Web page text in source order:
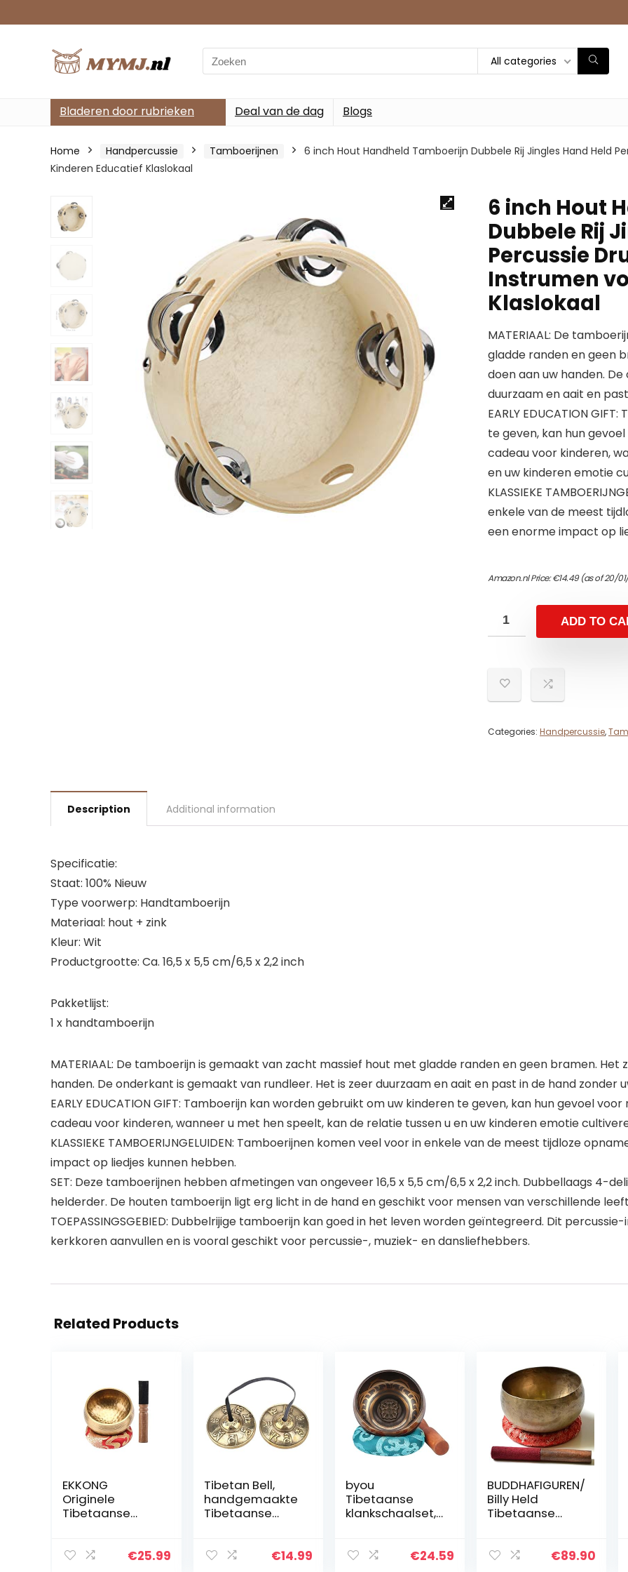
Search
for:
All categories
Bladeren door rubrieken Deal van de dag Blogs
Home Handpercussie Tamboerijnen
6 inch Hout Handheld Tamboerijn Dubbele Rij Jingles Hand Held
Kinderen Educatief Klaslokaal
6 inch Hout
Dubbele Rij
Percussie
Instrumen
Klaslokaal
MATERIAAL: De
gladde randen en geen
doen aan uw handen.
duurzaam en aait en
EARLY EDUCATION
te geven, kan hun
cadeau voor kinderen,
en uw kinderen emotie
KLASSIEKE
enkele van de meest
een enorme impact op
Amazon.nl Price:€14.49(as of 20/
ADD TO
Categories: Handpercussie,
Description Additional information
Specificatie:
Staat: 100% Nieuw
Type voorwerp: Handtamboerijn
Materiaal: hout + zink
Kleur: Wit
Productgrootte: Ca. 16,5 x 5,5 cm/6,5 x 2,2 inch
Pakketlijst:
1 x handtamboerijn
MATERIAAL: De tamboerijn is gemaakt van zacht massief hout met gladde randen en geen bramen. Het
handen. De onderkant is gemaakt van rundleer. Het is zeer duurzaam en aait en past in de hand zonder
EARLY EDUCATION GIFT: Tamboerijn kan worden gebruikt om uw kinderen te geven, kan hun gevoel
cadeau voor kinderen, wanneer u met hen speelt, kan de relatie tussen u en uw kinderen emotie
KLASSIEKE TAMBOERIJNGELUIDEN: Tamboerijnen komen veel voor in enkele van de meest tijdloze
impact op liedjes kunnen hebben.
SET: Deze tamboerijnen hebben afmetingen van ongeveer 16,5 x 5,5 cm/6,5 x 2,2 inch. Dubbellaags 4-
helderder. De houten tamboerijn ligt erg licht in de hand en geschikt voor mensen van verschillende
TOEPASSINGSGEBIED: Dubbelrijige tamboerijn kan goed in het leven worden geïntegreerd. Dit
kerkkoren aanvullen en is vooral geschikt voor percussie-, muziek- en dansliefhebbers.
Related Products
EKKONG
Originele
Tibetaanse
klankschaal, set
€25.99
Tibetan Bell,
handgemaakte
Tibetaanse
percussie-
€14.99
byou
Tibetaanse
klankschaalset,
traditionele€24.59
BUDDHAFIGUREN/
Billy Held
Tibetaanse
met
€89.90